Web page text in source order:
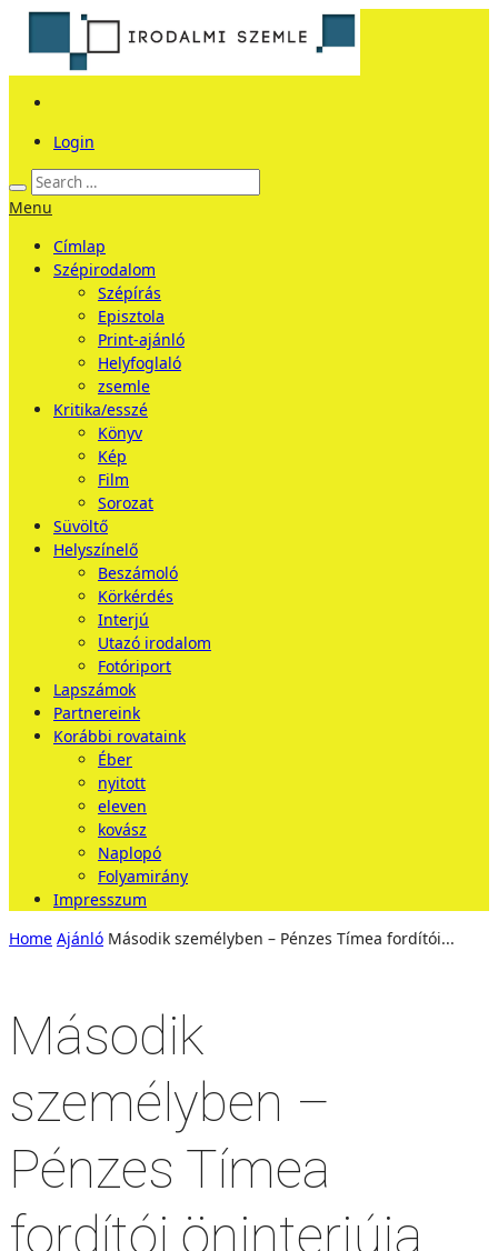
Login
Menu
Címlap
Szépirodalom
Szépírás
Episztola
Print-ajánló
Helyfoglaló
zsemle
Kritika/esszé
Könyv
Kép
Film
Sorozat
Süvöltő
Helyszínelő
Beszámoló
Körkérdés
Interjú
Utazó irodalom
Fotóriport
Lapszámok
Partnereink
Korábbi rovataink
Éber
nyitott
eleven
kovász
Naplopó
Folyamirány
Impresszum
Home Ajánló Második személyben – Pénzes Tímea fordítói...
Második
személyben –
Pénzes Tímea
fordítói öninterjúja